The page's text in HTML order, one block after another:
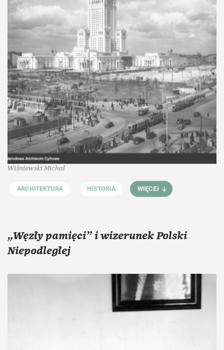
Wiśniewski Michał
ARCHITEKTURA HISTORIA WIĘCEJ
„Węzły pamięci” i wizerunek Polski
Niepodległej